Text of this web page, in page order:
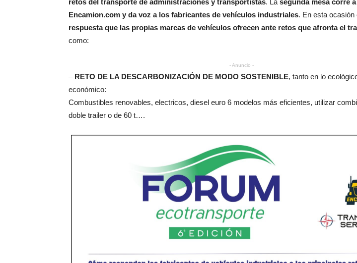
Encamion.com y da voz a los fabricantes de vehículos industriales. En esta ocasión
respuesta que las propias marcas de vehículos ofrecen ante retos que afronta el
como:
- Anuncio -
– RETO DE LA DESCARBONIZACIÓN DE MODO SOSTENIBLE, tanto en lo
económico:
Combustibles renovables, electricos, diesel euro 6 modelos más eficientes, utilizar
doble trailer o de 60 t….